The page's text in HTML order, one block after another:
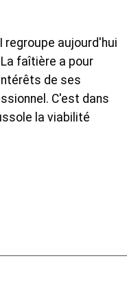
regroupe aujourd'hui
faîtière a pour
de ses
C'est dans
la viabilité